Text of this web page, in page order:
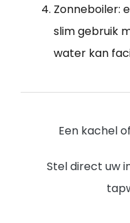
Zonneboiler:
slim gebruik
water kan
Een kachel
Stel direct uw